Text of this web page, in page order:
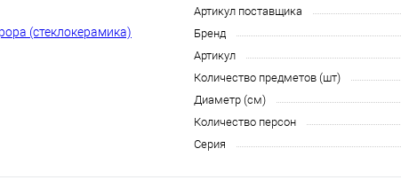
Артикул поставщика
Бренд
Артикул
Количество предметов (шт)
Диаметр (см)
Количество персон
Серия